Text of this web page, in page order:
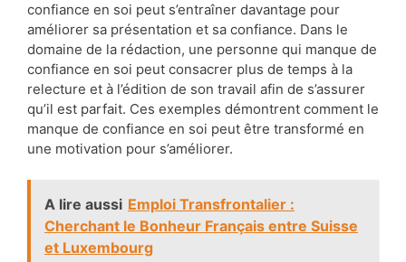
confiance en soi peut s’entraîner davantage pour
améliorer sa présentation et sa confiance. Dans le
domaine de la rédaction, une personne qui manque de
confiance en soi peut consacrer plus de temps à la
relecture et à l’édition de son travail afin de s’assurer
qu’il est parfait. Ces exemples démontrent comment le
manque de confiance en soi peut être transformé en
une motivation pour s’améliorer.
A lire aussi Emploi Transfrontalier :
Cherchant le Bonheur Français entre Suisse
et Luxembourg